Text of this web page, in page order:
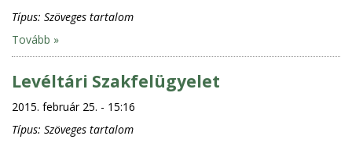
Típus: Szöveges tartalom
Tovább »
Levéltári Szakfelügyelet
2015. február 25. - 15:16
Típus: Szöveges tartalom